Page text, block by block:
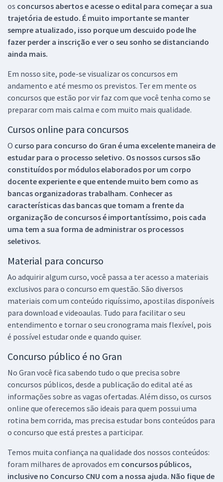
os concursos abertos e acesse o edital para começar a sua
trajetória de estudo. É muito importante se manter
sempre atualizado, isso porque um descuido pode lhe
fazer perder a inscrição e ver o seu sonho se distanciando
ainda mais.
Em nosso site, pode-se visualizar os concursos em
andamento e até mesmo os previstos. Ter em mente os
concursos que estão por vir faz com que você tenha como se
preparar com mais calma e com muito mais qualidade.
Cursos online para concursos
O curso para concurso do Gran é uma excelente maneira de
estudar para o processo seletivo. Os nossos cursos são
constituídos por módulos elaborados por um corpo
docente experiente e que entende muito bem como as
bancas organizadoras trabalham. Conhecer as
características das bancas que tomam a frente da
organização de concursos é importantíssimo, pois cada
uma tem a sua forma de administrar os processos
seletivos.
Material para concurso
Ao adquirir algum curso, você passa a ter acesso a materiais
exclusivos para o concurso em questão. São diversos
materiais com um conteúdo riquíssimo, apostilas disponíveis
para download e videoaulas. Tudo para facilitar o seu
entendimento e tornar o seu cronograma mais flexível, pois
é possível estudar onde e quando quiser.
Concurso público é no Gran
No Gran você fica sabendo tudo o que precisa sobre
concursos públicos, desde a publicação do edital até as
informações sobre as vagas ofertadas. Além disso, os cursos
online que oferecemos são ideais para quem possui uma
rotina bem corrida, mas precisa estudar bons conteúdos para
o concurso que está prestes a participar.
Temos muita confiança na qualidade dos nossos conteúdos:
foram milhares de aprovados em concursos públicos,
inclusive no Concurso CNU com a nossa ajuda. Não fique de